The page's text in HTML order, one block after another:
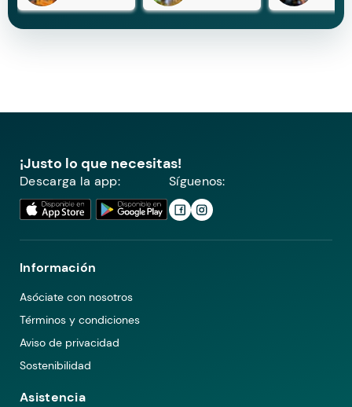
¡Justo lo que necesitas!
Descarga la app: Síguenos:
Información
Asóciate con nosotros
Términos y condiciones
Aviso de privacidad
Sostenibilidad
Asistencia